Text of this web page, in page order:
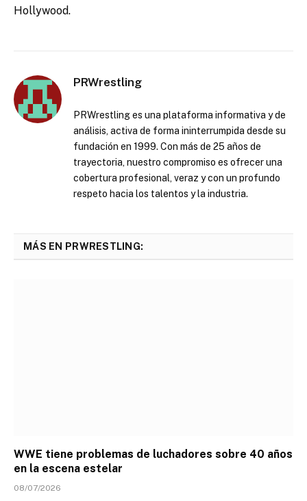
Hollywood.
PRWrestling
PRWrestling es una plataforma informativa y de
análisis, activa de forma ininterrumpida desde su
fundación en 1999. Con más de 25 años de
trayectoria, nuestro compromiso es ofrecer una
cobertura profesional, veraz y con un profundo
respeto hacia los talentos y la industria.
MÁS EN PRWRESTLING:
WWE tiene problemas de luchadores sobre 40 años
en la escena estelar
08/07/2026